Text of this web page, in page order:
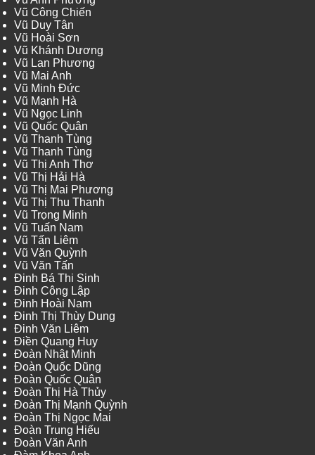
Vũ Công Chiến
Vũ Duy Tân
Vũ Hoài Sơn
Vũ Khánh Dương
Vũ Lan Phương
Vũ Mai Anh
Vũ Minh Đức
Vũ Mạnh Hà
Vũ Ngọc Linh
Vũ Quốc Quân
Vũ Thanh Tùng
Vũ Thanh Tùng
Vũ Thị Anh Thơ
Vũ Thị Hải Hà
Vũ Thị Mai Phương
Vũ Thị Thu Thanh
Vũ Trọng Minh
Vũ Tuấn Nam
Vũ Tấn Liêm
Vũ Văn Quỳnh
Vũ Văn Tấn
Đinh Bá Thi Sinh
Đinh Công Lập
Đinh Hoài Nam
Đinh Thị Thùy Dung
Đinh Văn Liêm
Điền Quang Huy
Đoàn Nhật Minh
Đoàn Quốc Dũng
Đoàn Quốc Quân
Đoàn Thị Hà Thủy
Đoàn Thị Mạnh Quỳnh
Đoàn Thị Ngọc Mai
Đoàn Trung Hiếu
Đoàn Văn Anh